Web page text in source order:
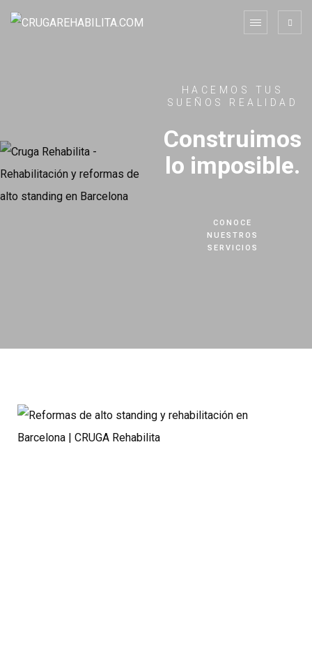
HACEMOS TUS
SUEÑOS REALIDAD
Construimos
lo imposible.
CONOCE
NUESTROS
SERVICIOS